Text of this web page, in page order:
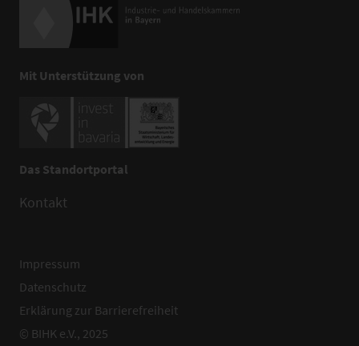
Mit Unterstützung von
Das Standortportal
Kontakt
Impressum
Datenschutz
Erklärung zur Barrierefreiheit
© BIHK e.V., 2025